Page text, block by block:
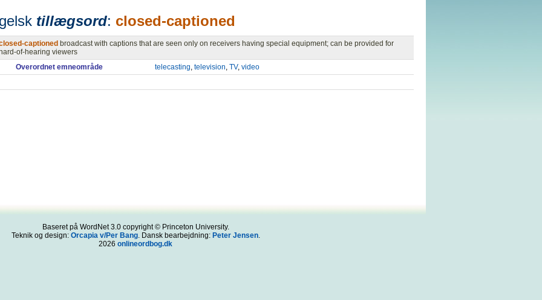
tillægsord: closed-captioned
captioned broadcast with captions that are seen only on receivers having special equipment; can be provided for
of-hearing viewers
Overordnet emneområde
telecasting, television, TV, video
Baseret på WordNet 3.0 copyright © Princeton University.
Teknik og design: Orcapia v/Per Bang. Dansk bearbejdning: Peter Jensen.
2026 onlineordbog.dk